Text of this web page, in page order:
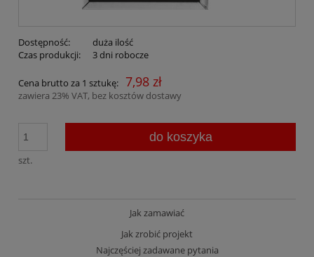
Dostępność:
duża ilość
Czas produkcji:
3 dni robocze
Cena brutto za 1 sztukę: 7,98 zł
zawiera 23% VAT, bez kosztów dostawy
szt.
do koszyka
Jak zamawiać
Jak zrobić projekt
Najczęściej zadawane pytania